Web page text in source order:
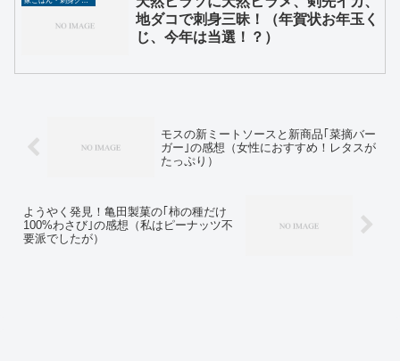
地ダコで刺身三昧！（年賀状お年玉く
じ、今年は当選！？）
モスの新ミートソースと新商品｢菜摘バー
ガー｣の感想（女性におすすめ！レタスが
たっぷり）
ようやく発見！亀田製菓の｢柿の種だけ
100%わさび｣の感想（私はピーナッツ不
要派でしたが）